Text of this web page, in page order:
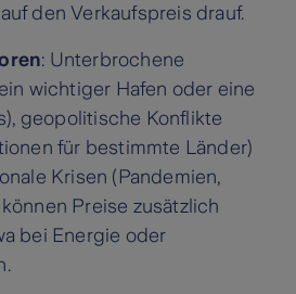
den Verkaufspreis drauf.
: Unterbrochene
wichtiger Hafen oder eine
geopolitische Konflikte
für bestimmte Länder)
Krisen (Pandemien,
Preise zusätzlich
bei Energie oder